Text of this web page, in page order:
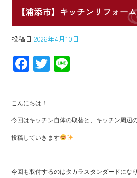
【浦添市】キッチンリフォーム
投稿日 2026年4月10日
F
e
b
o
ok
T
er
こんにちは！
今回はキッチン自体の取替と、キッチン周辺
投稿していきます
今回も取付するのはタカラスタンダードにな